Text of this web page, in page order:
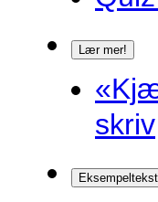
Lær mer!
skriv